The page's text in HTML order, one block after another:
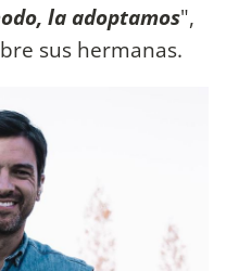
la adoptamos",
sus hermanas.